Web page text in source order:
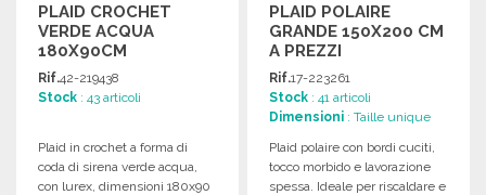
PLAID CROCHET
VERDE ACQUA
180X90CM
Rif.42-219438
Stock : 43 articoli
Plaid in crochet a forma di
coda di sirena verde acqua,
con lurex, dimensioni 180x90
PLAID POLAIRE
GRANDE 150X200 CM
A PREZZI
ALL'INGROSSO
Rif.17-223261
Stock : 41 articoli
Dimensioni : Taille unique
Plaid polaire con bordi cuciti,
tocco morbido e lavorazione
spessa. Ideale per riscaldare e